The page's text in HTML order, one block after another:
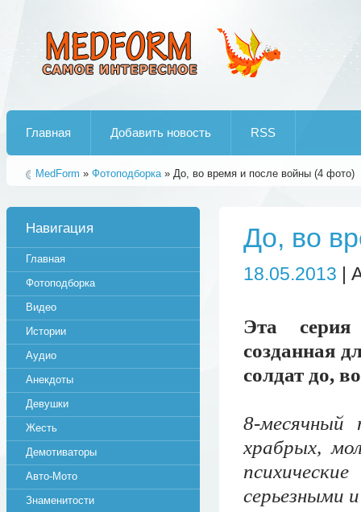
Главная Добавить новость RSS
MedForm » Фотоподборка» До, во время и после войны (4 фото)
До, во
18.05.2013 |
Эта
созданная
солдат до,
8-месячный
храбрых,
серьезными
Навигация
Главная
Фотоподборка
Видео
Истории
Аудио
Анекдоты
Девушки
Жесть
Демотиваторы
Авто-Мото
Знаменитости